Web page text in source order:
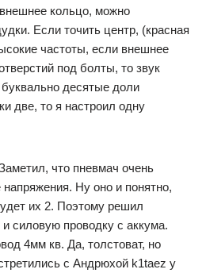
кольцо, можно
Если точить центр, (красная
частоты, если внешнее
под болты, то звук
десятые доли
две, то я настроил одну
что пневмач очень
напряжения. Ну оно и понятно,
их 2. Поэтому решил
силовую проводку с аккума.
4мм кв. Да, толстоват, но
с Андрюхой k1taez у